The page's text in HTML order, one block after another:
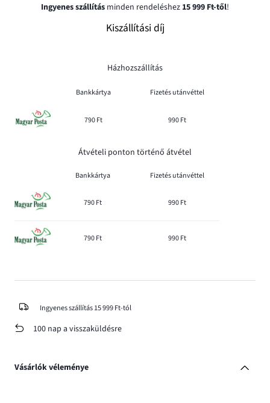
Ingyenes szállítás minden rendeléshez 15 999 Ft-től!
Kiszállítási díj
Házhozszállítás
Bankkártya Fizetés utánvéttel
790 Ft 990 Ft
Átvételi ponton történő átvétel
Bankkártya Fizetés utánvéttel
790 Ft 990 Ft
790 Ft 990 Ft
Ingyenes szállítás 15 999 Ft-tól
100 nap a visszaküldésre
Vásárlók véleménye